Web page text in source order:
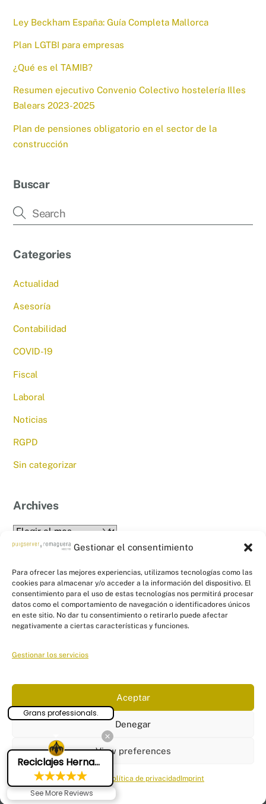
Gestionar el consentimiento
Para ofrecer las mejores experiencias, utilizamos tecnologías como las
cookies para almacenar y/o acceder a la información del dispositivo. El
consentimiento para el uso de estas tecnologías nos permitirá procesar
datos como el comportamiento de navegación o identificadores únicos
en este sitio. No dar tu consentimiento o retirarlo puede afectar
negativamente a ciertas características y funciones.
Gestionar los servicios
Aceptar
Denegar
View preferences
Cookie Policy Política de privacidadImprint
See More Reviews
Reciclajes Hernandez Sl
Grans professionals.
Ley Beckham España: Guía Completa Mallorca
Plan LGTBI para empresas
¿Qué es el TAMIB?
Resumen ejecutivo Convenio Colectivo hostelería Illes
Balears 2023-2025
Plan de pensiones obligatorio en el sector de la
construcción
Buscar
Categories
Actualidad
Asesoría
Contabilidad
COVID-19
Fiscal
Laboral
Noticias
RGPD
Sin categorizar
Archives
Archives
Back
PYR Asesores - Asesoría Fiscal, Contable
Aviso Legal|Política de Privacidad
configuración cookies
© Puigserver y Romaguera Asesores
Tel: 871 552 277
Email: